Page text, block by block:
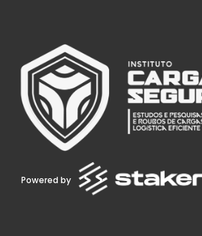
Powered by